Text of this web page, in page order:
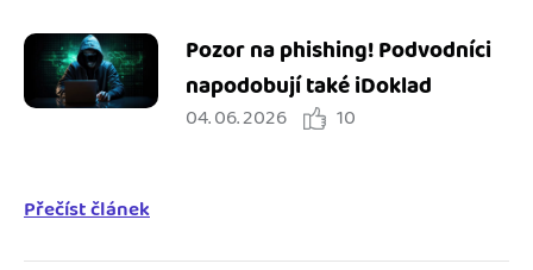
Pozor na phishing! Podvodníci
napodobují také iDoklad
04. 06. 2026 10
Přečíst článek